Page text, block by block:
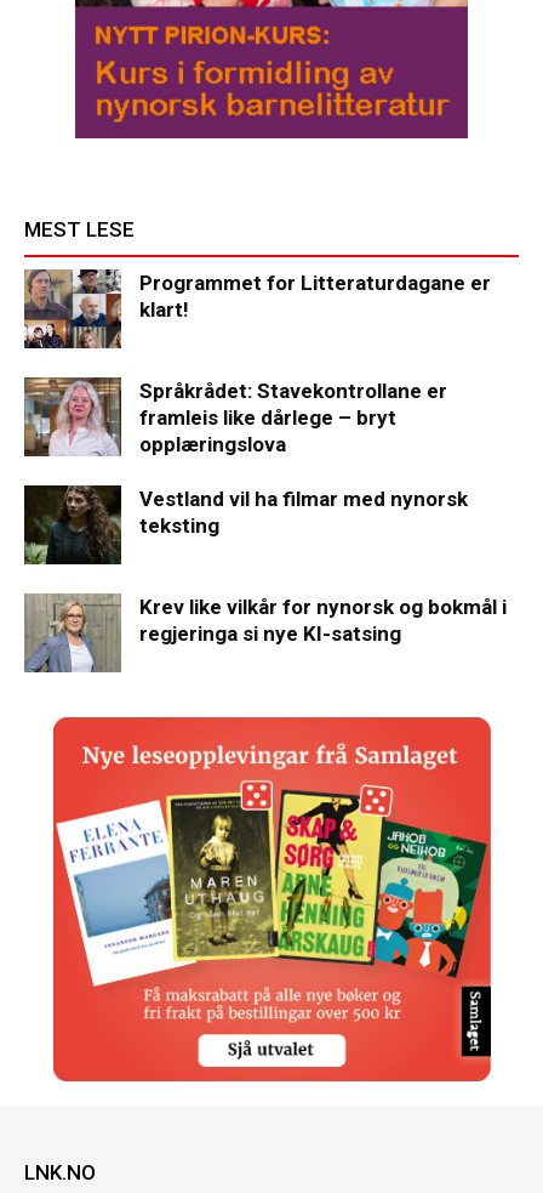
MEST LESE
Programmet for Litteraturdagane er
klart!
Språkrådet: Stavekontrollane er
framleis like dårlege – bryt
opplæringslova
Vestland vil ha filmar med nynorsk
teksting
Krev like vilkår for nynorsk og bokmål i
regjeringa si nye KI-satsing
LNK.NO